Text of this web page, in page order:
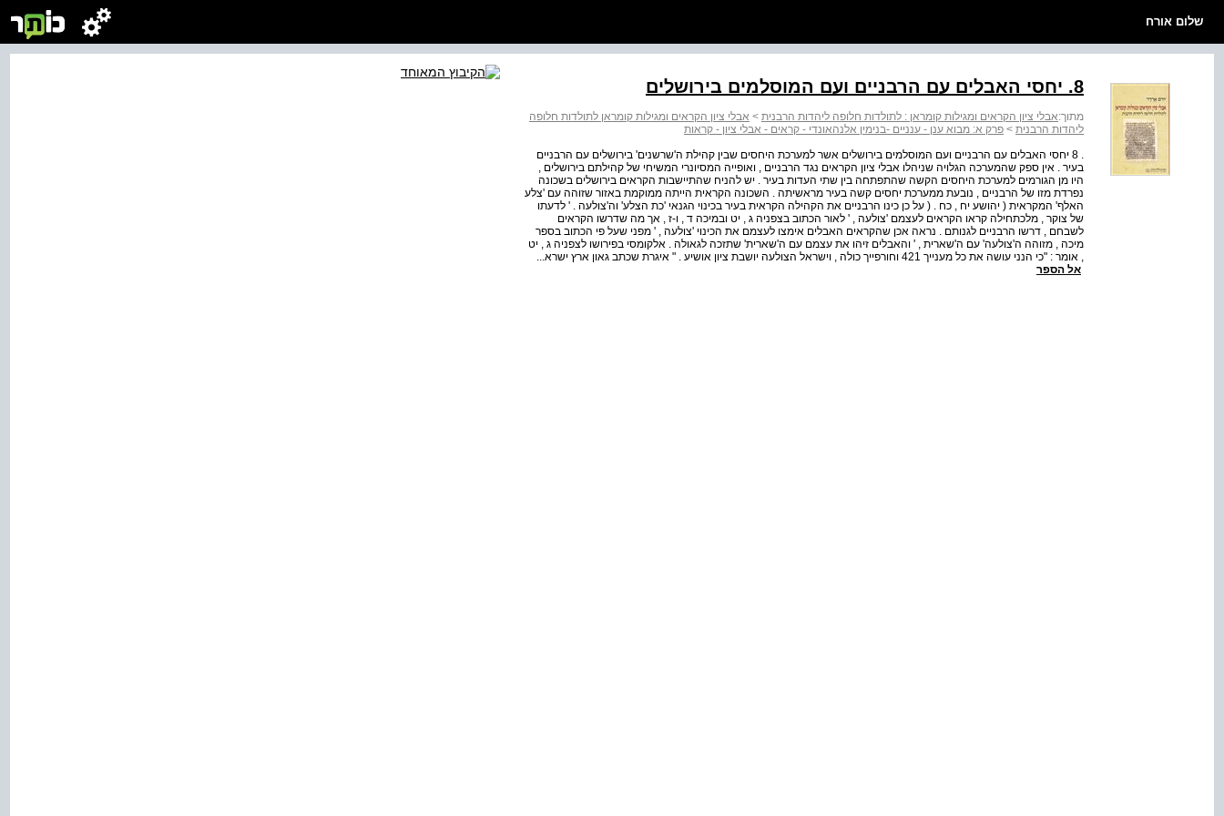
שלום אורח
8. יחסי האבלים עם הרבניים ועם המוסלמים בירושלים
מתוך:אבלי ציון הקראים ומגילות קומראן : לתולדות חלופה ליהדות הרבנית > אבלי ציון הקראים ומגילות קומראן לתולדות חלופה
ליהדות הרבנית > פרק א: מבוא ענן - ענניים -בנימין אלנהאונדי - קראים - אבלי ציון - קראות
. 8 יחסי האבלים עם הרבניים ועם המוסלמים בירושלים אשר למערכת היחסים שבין קהילת ה'שרשנים' בירושלים עם הרבניים
בעיר . אין ספק שהמערכה הגלויה שניהלו אבלי ציון הקראים נגד הרבניים , ואופייה המסיונרי המשיחי של קהילתם בירושלים ,
היו מן הגורמים למערכת היחסים הקשה שהתפתחה בין שתי העדות בעיר . יש להניח שהתיישבות הקראים בירושלים בשכונה
נפרדת מזו של הרבניים , נובעת ממערכת יחסים קשה בעיר מראשיתה . השכונה הקראית הייתה ממוקמת באזור שזוהה עם 'צלע
האלף' המקראית ( יהושע יח , כח . ( על כן כינו הרבניים את הקהילה הקראית בעיר בכינוי הגנאי 'כת הצלע' וה'צולעה . ' לדעתו
של צוקר , מלכתחילה קראו הקראים לעצמם 'צולעה , ' לאור הכתוב בצפניה ג , יט ובמיכה ד , ו-ז , אך מה שדרשו הקראים
לשבחם , דרשו הרבניים לגנותם . נראה אכן שהקראים האבלים אימצו לעצמם את הכינוי 'צולעה , ' מפני שעל פי הכתוב בספר
מיכה , מזוהה ה'צולעה' עם ה'שארית , ' והאבלים זיהו את עצמם עם ה'שארית' שתזכה לגאולה . אלקומסי בפירושו לצפניה ג , יט
, אומר : "כי הנני עושה את כל מענייך 421 וחורפייך כולה , וישראל הצולעה יושבת ציון אושיע . " איגרת שכתב גאון ארץ ישרא...
אל הספר